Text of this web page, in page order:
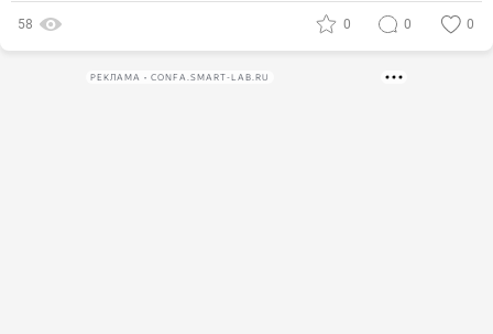
58 0 0 0
РЕКЛАМА • CONFA.SMART-LAB.RU